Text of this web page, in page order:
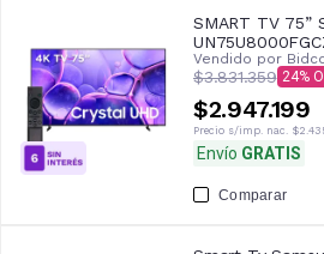
SMART TV 75”
Vendido por
$3.831.359 24
$2.947.199
Precio s/imp. nac.
Envío GRATIS
Comparar